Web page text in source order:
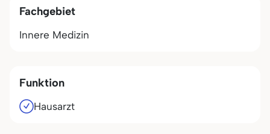
Fachgebiet
Innere Medizin
Funktion
Hausarzt